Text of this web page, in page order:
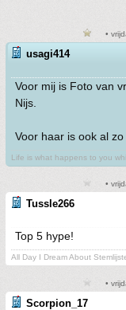
•
usagi414
Voor mij is Foto van
Nijs.
Voor haar is ook al zo
Life is what happens to you
•
Tussle266
Top 5 hype!
All Day I Dream About
•
Scorpion_17